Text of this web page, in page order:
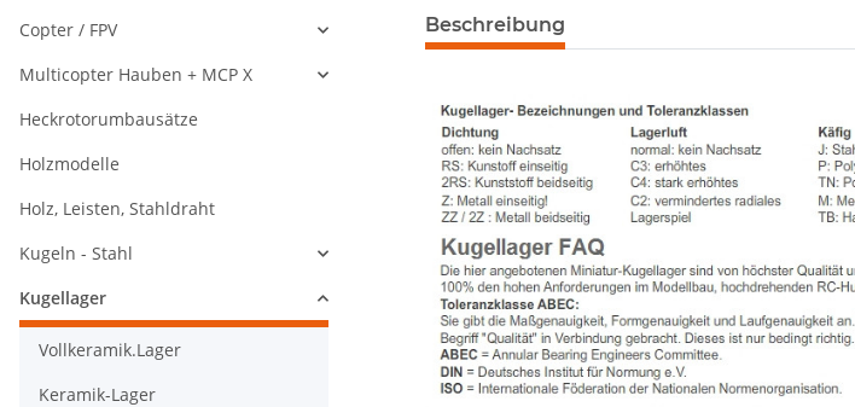
weitere Registerkarten anzeigen
Beschreibung
Copter / FPV
Multicopter Hauben + MCP X
Heckrotorumbausätze
Holzmodelle
Holz, Leisten, Stahldraht
Kugeln - Stahl
Kugellager
Vollkeramik.Lager
Keramik-Lager